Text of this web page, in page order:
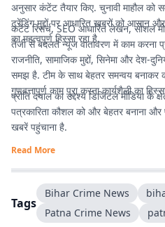
अनुसार कंटेंट तैयार किए. चुनावी माहौल को
ट्रेंडिंग मुद्दों पर आधारित खबरों को आसान और
का महत्वपूर्ण हिस्सा रहा है.
कंटेंट रिसर्च, SEO आधारित लेखन, सोशल
तेजी से बदलते न्यूज वातावरण में काम करना
राजनीति, सामाजिक मुद्दों, सिनेमा और देश-
समझ है. टीम के साथ बेहतर समन्वय बनाकर
गुणवत्तापूर्ण काम पूरा करना कार्यशैली का
प्रीति दयाल का उद्देश्य डिजिटल मीडिया के
पत्रकारिता कौशल को और बेहतर बनाना और
खबरें पहुंचाना है.
Read More
Tags
Bihar Crime News
Patna Crime News